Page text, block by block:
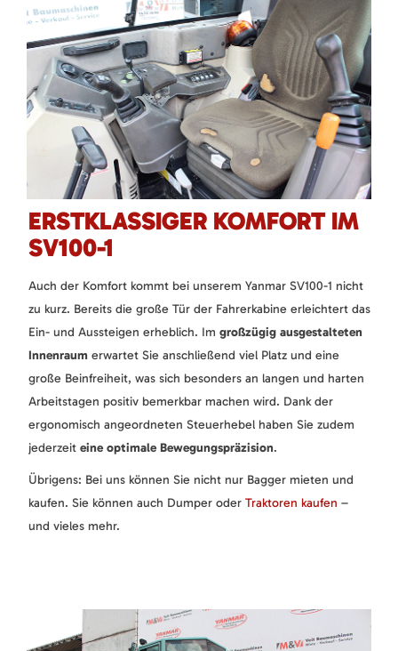
ERSTKLASSIGER KOMFORT IM
SV100-1
Auch der Komfort kommt bei unserem Yanmar SV100-1 nicht
zu kurz. Bereits die große Tür der Fahrerkabine erleichtert das
Ein- und Aussteigen erheblich. Im großzügig ausgestalteten
Innenraum erwartet Sie anschließend viel Platz und eine
große Beinfreiheit, was sich besonders an langen und harten
Arbeitstagen positiv bemerkbar machen wird. Dank der
ergonomisch angeordneten Steuerhebel haben Sie zudem
jederzeit eine optimale Bewegungspräzision.
Übrigens: Bei uns können Sie nicht nur Bagger mieten und
kaufen. Sie können auch Dumper oder Traktoren kaufen –
und vieles mehr.